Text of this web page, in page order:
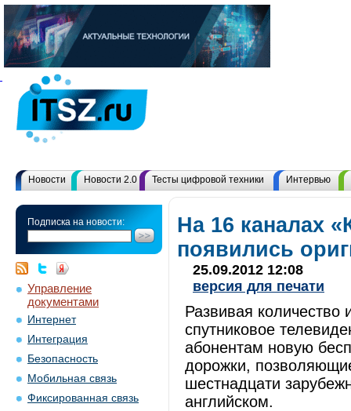
Новости Новости 2.0 Тесты цифровой техники Интервью
Подписка на новости:
Управление
документами
Интернет
Интеграция
Безопасность
Мобильная связь
Фиксированная связь
На 16 каналах
появились
25.09.2012 12:08
версия для печати
Развивая количество
спутниковое
абонентам новую
дорожки,
шестнадцати
английском.